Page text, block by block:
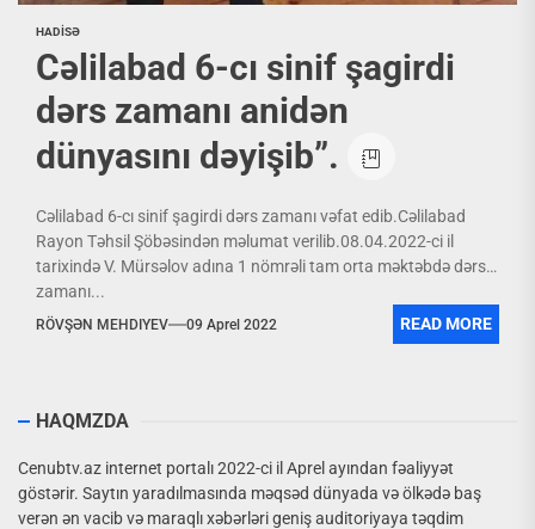
HADİSƏ
Cəlilabad 6-cı sinif şagirdi
dərs zamanı anidən
dünyasını dəyişib”.
Cəlilabad 6-cı sinif şagirdi dərs zamanı vəfat edib.Cəlilabad
Rayon Təhsil Şöbəsindən məlumat verilib.08.04.2022-ci il
tarixində V. Mürsəlov adına 1 nömrəli tam orta məktəbdə dərs
zamanı...
RÖVŞƏN MEHDIYEV 09 Aprel 2022 READ MORE
HAQMZDA
Cenubtv.az internet portalı 2022-ci il Aprel ayından fəaliyyət
göstərir. Saytın yaradılmasında məqsəd dünyada və ölkədə baş
verən ən vacib və maraqlı xəbərləri geniş auditoriyaya təqdim